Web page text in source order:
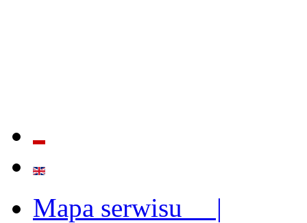
Mapa serwisu |